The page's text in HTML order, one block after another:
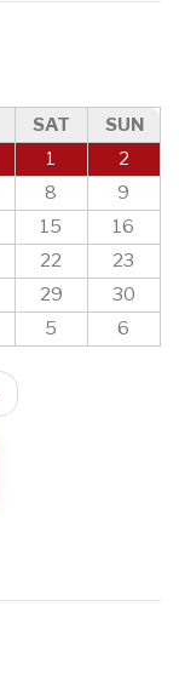
SAT
SUN
1
2
8
9
15
16
22
23
29
30
5 6